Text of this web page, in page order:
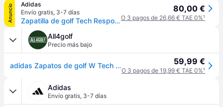
Anuncio
Adidas
Envío gratis, 3-7 días
Zapatilla de golf Tech Response SL 3.0
80,00 €
O 3 pagos de 26,66 € TAE 0%¹
All4golf
Precio más bajo
adidas Zapatos de golf W Tech Response SL 3.0, blanco 59,99 €
O 3 pagos de 19,99 € TAE 0%¹
Adidas
Envío gratis, 3-7 días